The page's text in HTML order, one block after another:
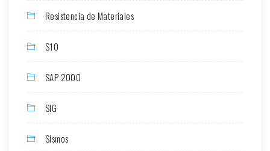
Resistencia de Materiales
S10
SAP 2000
SIG
Sismos